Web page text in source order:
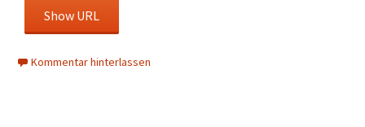
Show URL
Kommentar hinterlassen